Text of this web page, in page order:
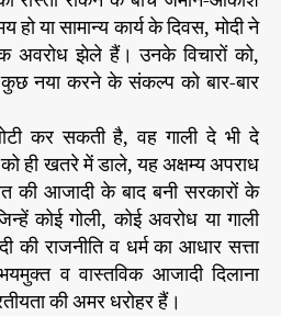
या सामान्य कार्य के दिवस, मोदी ने
अवरोध झेले हैं। उनके विचारों को,
नया करने के संकल्प को बार-बार
कर सकती है, वह गाली दे भी दे
ही खतरे में डाले, यह अक्षम्य अपराध
की आजादी के बाद बनी सरकारों के
कोई गोली, कोई अवरोध या गाली
की राजनीति व धर्म का आधार सत्ता
व वास्तविक आजादी दिलाना
की अमर धरोहर हैं।